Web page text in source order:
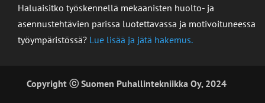
Haluaisitko työskennellä mekaanisten huolto- ja
asennustehtävien parissa luotettavassa ja motivoituneessa
työympäristössä? Lue lisää ja jätä hakemus.
Copyright ⓒ Suomen Puhallintekniikka Oy, 2024